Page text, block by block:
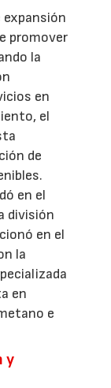
expansión
promover
la
en
el
de
en el
división
en el
la
en
e
y